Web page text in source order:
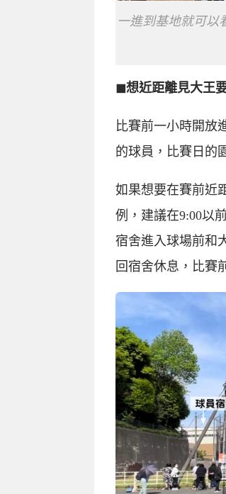
一進到基地就可以
◼︎想近距離見大王
比賽前一小時開放
的球員，比賽日的
如果想要在賽前近
例，建議在9:00以
宿舍進入球場前和
回宿舍休息，比賽